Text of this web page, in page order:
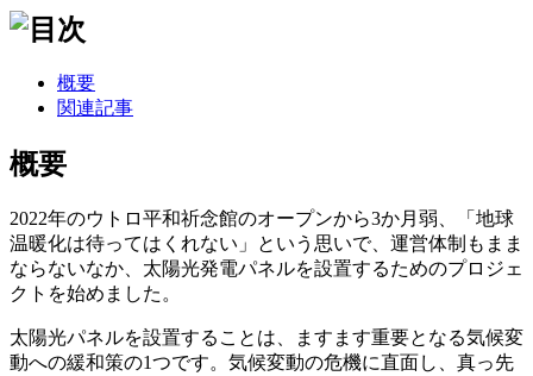
概要
関連記事
概要
2022年のウトロ平和祈念館のオープンから3か月弱、「地球
温暖化は待ってはくれない」という思いで、運営体制もまま
ならないなか、太陽光発電パネルを設置するためのプロジェ
クトを始めました。
太陽光パネルを設置することは、ますます重要となる気候変
動への緩和策の1つです。気候変動の危機に直面し、真っ先